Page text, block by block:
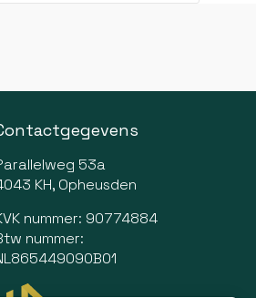
53a
KH, Opheusden
nummer: 90774884
nummer: